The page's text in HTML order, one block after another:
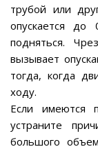
трубой или
опускается
подняться.
вызывает
тогда, когда
ходу.
Если имеются
устраните
большого